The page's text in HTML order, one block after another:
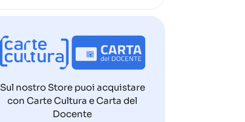
Sul nostro Store puoi acquistare
con Carte Cultura e Carta del
Docente